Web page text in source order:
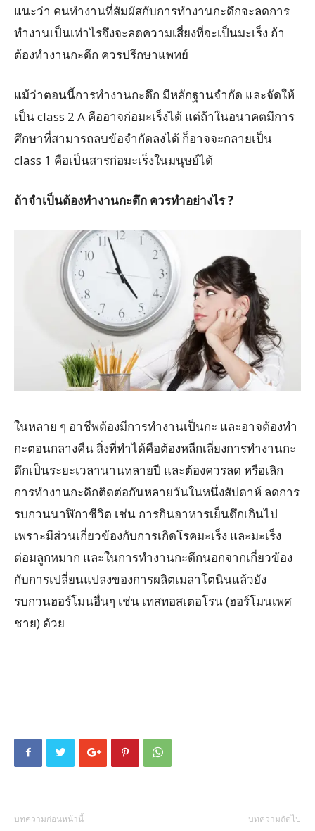
แนะว่า คนทำงานที่สัมผัสกับการทำงานกะดึกจะลดการ
ทำงานเป็นเท่าไรจึงจะลดความเสี่ยงที่จะเป็นมะเร็ง ถ้า
ต้องทำงานกะดึก ควรปรึกษาแพทย์
แม้ว่าตอนนี้การทำงานกะดึก มีหลักฐานจำกัด และจัดให้
เป็น class 2 A คืออาจก่อมะเร็งได้ แต่ถ้าในอนาคตมีการ
ศึกษาที่สามารถลบข้อจำกัดลงได้ ก็อาจจะกลายเป็น
class 1 คือเป็นสารก่อมะเร็งในมนุษย์ได้
ถ้าจำเป็นต้องทำงานกะดึก ควรทำอย่างไร ?
ในหลาย ๆ อาชีพต้องมีการทำงานเป็นกะ และอาจต้องทำ
กะตอนกลางคืน สิ่งที่ทำได้คือต้องหลีกเลี่ยงการทำงานกะ
ดึกเป็นระยะเวลานานหลายปี และต้องควรลด หรือเลิก
การทำงานกะดึกติดต่อกันหลายวันในหนึ่งสัปดาห์ ลดการ
รบกวนนาฬิกาชีวิต เช่น การกินอาหารเย็นดึกเกินไป
เพราะมีส่วนเกี่ยวข้องกับการเกิดโรคมะเร็ง และมะเร็ง
ต่อมลูกหมาก และในการทำงานกะดึกนอกจากเกี่ยวข้อง
กับการเปลี่ยนแปลงของการผลิตเมลาโตนินแล้วยัง
รบกวนฮอร์โมนอื่นๆ เช่น เทสทอสเตอโรน (ฮอร์โมนเพศ
ชาย) ด้วย
บทความก่อนหน้านี้ บทความถัดไป